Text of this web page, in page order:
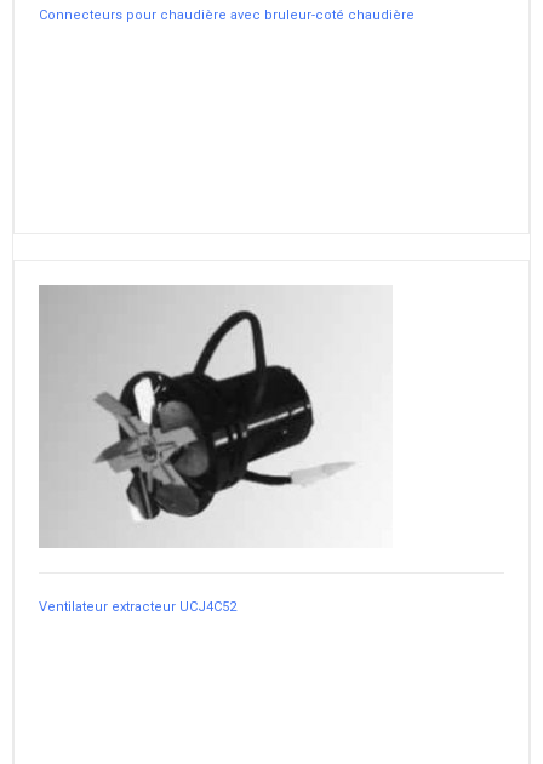
Connecteurs pour chaudière avec bruleur-coté chaudière
Ventilateur extracteur UCJ4C52